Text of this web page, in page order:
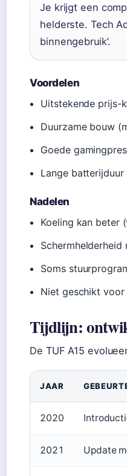
Je krijgt een
helderste. Tech
binnengebruik’.
Voordelen
Uitstekende prijs-
Duurzame bouw
Goede
Lange
Nadelen
Koeling kan beter
Soms
Niet geschikt voor
Tijdlijn:
De TUF A15
JAAR
2020
2021 Update